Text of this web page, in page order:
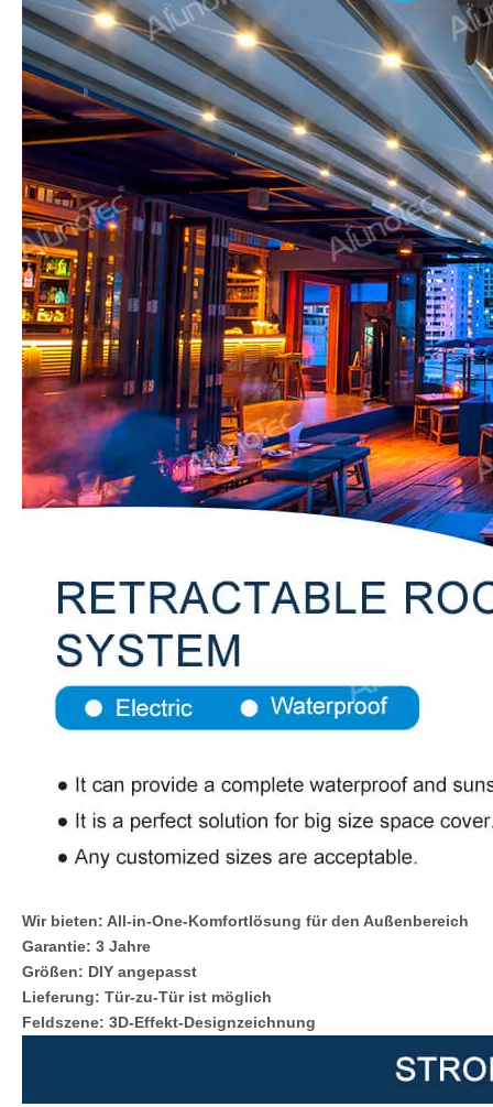
Wir bieten: All-in-One-Komfortlösung für den Außenbereich
Garantie: 3 Jahre
Größen: DIY angepasst
Lieferung: Tür-zu-Tür ist möglich
Feldszene: 3D-Effekt-Designzeichnung